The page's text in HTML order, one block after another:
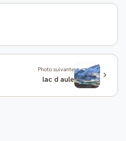
Photo suivante
lac d aule